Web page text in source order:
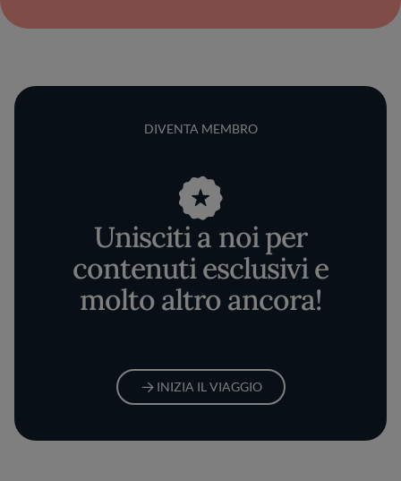
DIVENTA MEMBRO
Unisciti a noi per
contenuti esclusivi e
molto altro ancora!
INIZIA IL VIAGGIO